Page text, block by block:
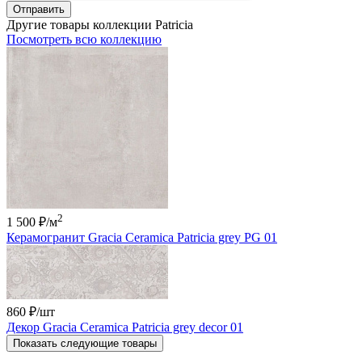
Отправить
Другие товары коллекции Patricia
Посмотреть всю коллекцию
1 500 ₽/м2
Керамогранит Gracia Ceramica Patricia grey PG 01
860 ₽/шт
Декор Gracia Ceramica Patricia grey decor 01
Показать следующие товары